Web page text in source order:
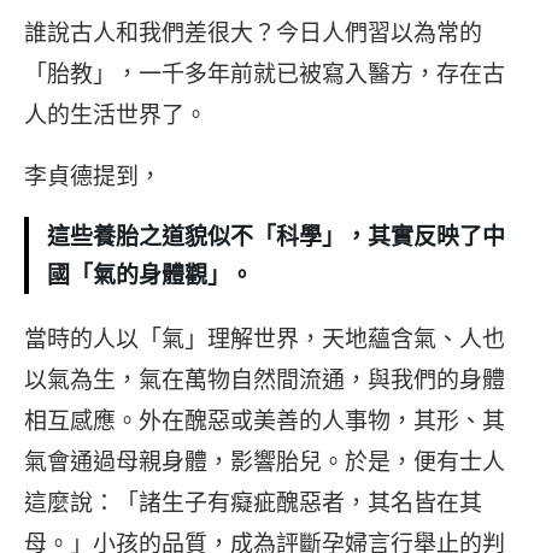
誰說古人和我們差很大？今日人們習以為常的
「胎教」，一千多年前就已被寫入醫方，存在古
人的生活世界了。
李貞德提到，
這些養胎之道貌似不「科學」，其實反映了中
國「氣的身體觀」。
當時的人以「氣」理解世界，天地蘊含氣、人也
以氣為生，氣在萬物自然間流通，與我們的身體
相互感應。外在醜惡或美善的人事物，其形、其
氣會通過母親身體，影響胎兒。於是，便有士人
這麼說：「諸生子有癡疵醜惡者，其名皆在其
母。」小孩的品質，成為評斷孕婦言行舉止的判